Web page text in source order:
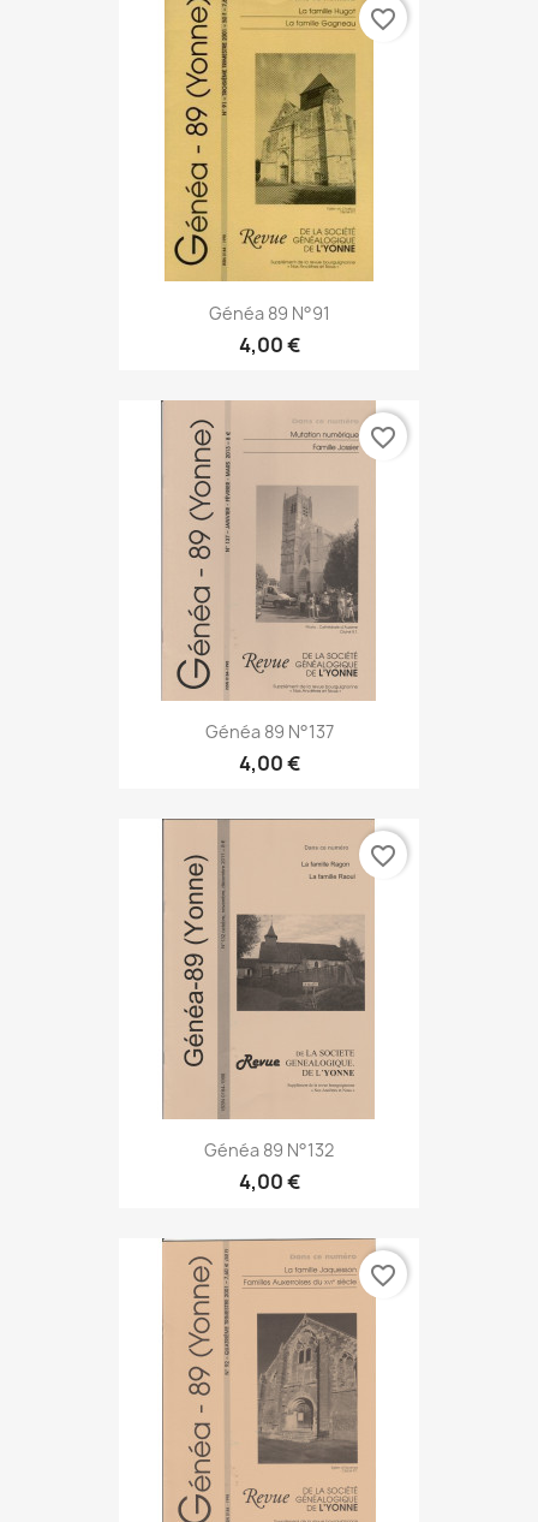
Généa 89 N°91
4,00 €
favorite_border
Généa 89 N°137
4,00 €
favorite_border
Généa 89 N°132
4,00 €
favorite_border
favorite_border